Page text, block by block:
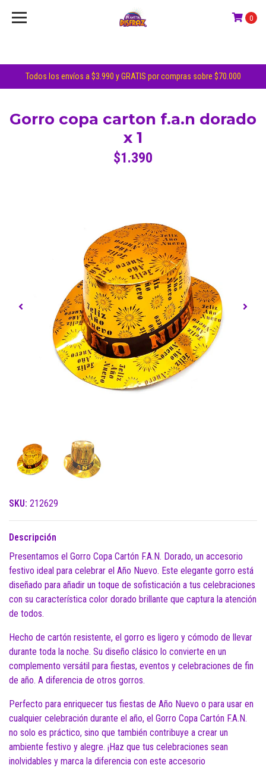
Todos los envíos a $3.990 y GRATIS por compras sobre $70.000
0
Gorro copa carton f.a.n dorado
x 1
$1.390
SKU: 212629
Descripción
Presentamos el Gorro Copa Cartón F.A.N. Dorado, un accesorio
festivo ideal para celebrar el Año Nuevo. Este elegante gorro está
diseñado para añadir un toque de sofisticación a tus celebraciones
con su característica color dorado brillante que captura la atención
de todos.
Hecho de cartón resistente, el gorro es ligero y cómodo de llevar
durante toda la noche. Su diseño clásico lo convierte en un
complemento versátil para fiestas, eventos y celebraciones de fin
de año. A diferencia de otros gorros.
Perfecto para enriquecer tus fiestas de Año Nuevo o para usar en
cualquier celebración durante el año, el Gorro Copa Cartón F.A.N.
no solo es práctico, sino que también contribuye a crear un
ambiente festivo y alegre. ¡Haz que tus celebraciones sean
inolvidables y marca la diferencia con este accesorio